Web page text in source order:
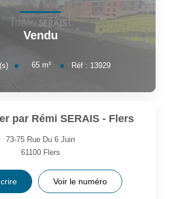
Vendu
65 m² Réf : 13929
par Rémi SERAIS - Flers
73-75 Rue Du 6 Juin
61100 Flers
Voir le numéro